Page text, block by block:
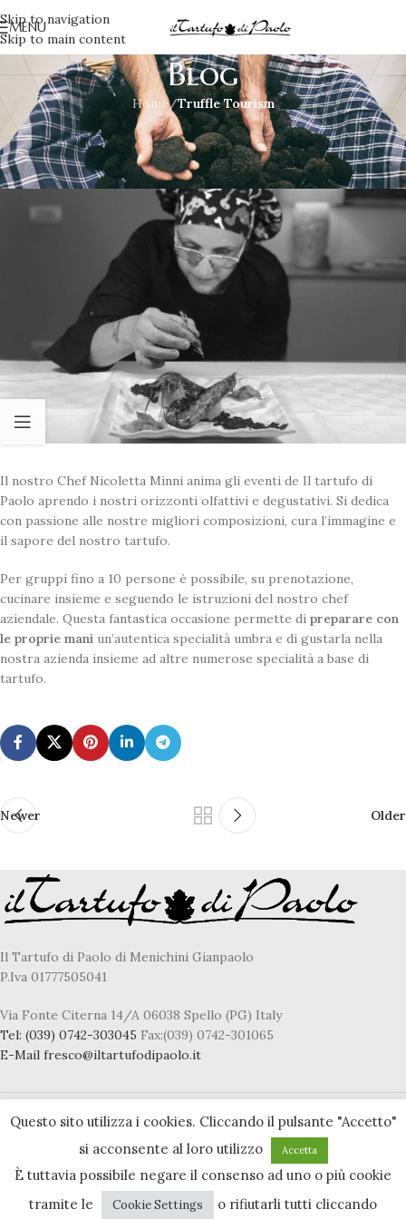
Skip to navigation
Skip to main content
MENU
Blog
Home/Truffle Tourism
TRUFFLE TOURISM
Guarda, Impara, Prova!
IreneOn Giugno 16, 2017
Il nostro Chef Nicoletta Minni anima gli eventi de Il tartufo di
Paolo aprendo i nostri orizzonti olfattivi e degustativi. Si dedica
con passione alle nostre migliori composizioni, cura l’immagine e
il sapore del nostro tartufo.
Per gruppi fino a 10 persone è possibile, su prenotazione,
cucinare insieme e seguendo le istruzioni del nostro chef
aziendale. Questa fantastica occasione permette di preparare con
le proprie mani un’autentica specialità umbra e di gustarla nella
nostra azienda insieme ad altre numerose specialità a base di
tartufo.
Newer Older
Il Tartufo di Paolo di Menichini Gianpaolo
P.Iva 01777505041
Via Fonte Citerna 14/A 06038 Spello (PG) Italy
Tel: (039) 0742-303045 Fax:(039) 0742-301065
E-Mail fresco@iltartufodipaolo.it
Privacy & Cookie policy
Accessibility statement
Questo sito utilizza i cookies. Cliccando il pulsante "Accetto"
si acconsente al loro utilizzo
Accetta
È tuttavia possibile negare il consenso ad uno o più cookie
tramite le
Cookie Settings o rifiutarli tutti cliccando